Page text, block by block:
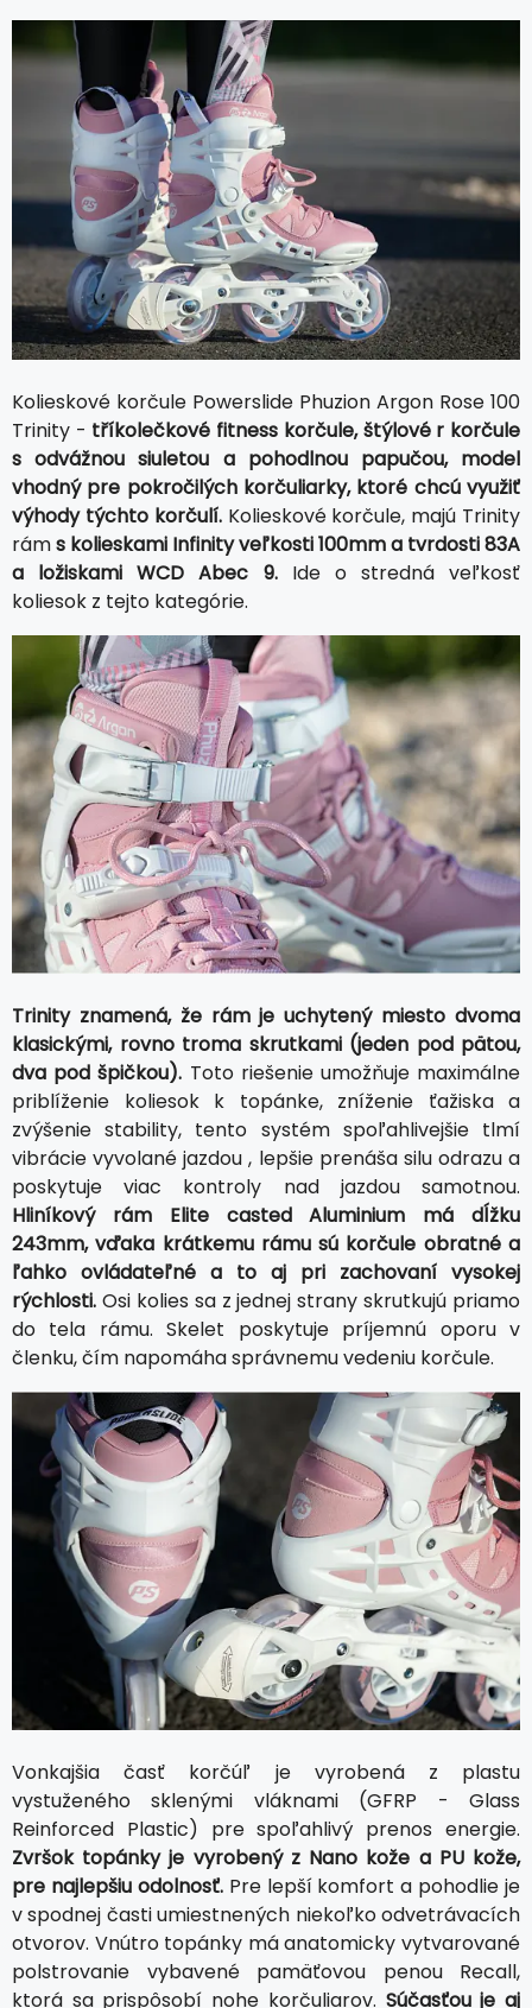
Kolieskové korčule Powerslide Phuzion Argon Rose 100
Trinity - tříkolečkové fitness korčule, štýlové r korčule
s odvážnou siuletou a pohodlnou papučou, model
vhodný pre pokročilých korčuliarky, ktoré chcú využiť
výhody týchto korčulí.Kolieskové korčule, majú Trinity
ráms kolieskami Infinity veľkosti 100mm a tvrdosti 83A
a ložiskami WCD Abec 9.Ide o stredná veľkosť
koliesok z tejto kategórie.
Trinity znamená, že rám je uchytený miesto dvoma
klasickými, rovno troma skrutkami (jeden pod pätou,
dva pod špičkou). Toto riešenie umožňuje maximálne
priblíženie koliesok k topánke, zníženie ťažiska a
zvýšenie stability, tento systém spoľahlivejšie tlmí
vibrácie vyvolané jazdou , lepšie prenáša silu odrazu a
poskytuje viac kontroly nad jazdou samotnou.
Hliníkový rám Elite casted Aluminium má dĺžku
243mm, vďaka krátkemu rámu sú korčule obratné a
ľahko ovládateľné a to aj pri zachovaní vysokej
rýchlosti. Osi kolies sa z jednej strany skrutkujú priamo
do tela rámu. Skelet poskytuje príjemnú oporu v
členku, čím napomáha správnemu vedeniu korčule.
Vonkajšia časť korčúľ je vyrobená z plastu
vystuženého sklenými vláknami (GFRP - Glass
Reinforced Plastic) pre spoľahlivý prenos energie.
Zvršok topánky je vyrobený z Nano kože a PU kože,
pre najlepšiu odolnosť.Pre lepší komfort a pohodlie je
v spodnej časti umiestnených niekoľko odvetrávacích
otvorov. Vnútro topánky má anatomicky vytvarované
polstrovanie vybavené pamäťovou penou Recall,
ktorá sa prispôsobí nohe korčuliarov. Súčasťou je aj